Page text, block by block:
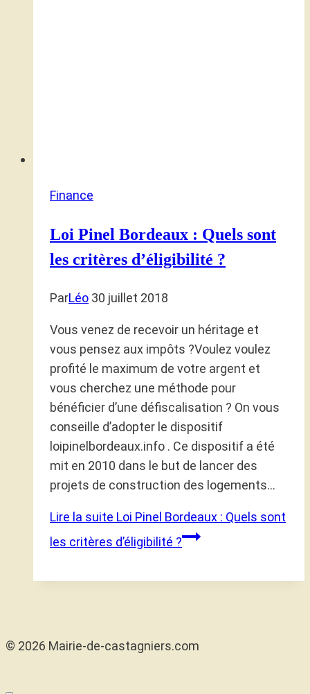
Finance
Loi Pinel Bordeaux : Quels sont
les critères d’éligibilité ?
ParLéo 30 juillet 2018
Vous venez de recevoir un héritage et
vous pensez aux impôts ?Voulez voulez
profité le maximum de votre argent et
vous cherchez une méthode pour
bénéficier d’une défiscalisation ? On vous
conseille d’adopter le dispositif
loipinelbordeaux.info . Ce dispositif a été
mit en 2010 dans le but de lancer des
projets de construction des logements…
Lire la suite Loi Pinel Bordeaux : Quels sont
les critères d’éligibilité ?
© 2026 Mairie-de-castagniers.com